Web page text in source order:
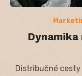
Distribučné cesty